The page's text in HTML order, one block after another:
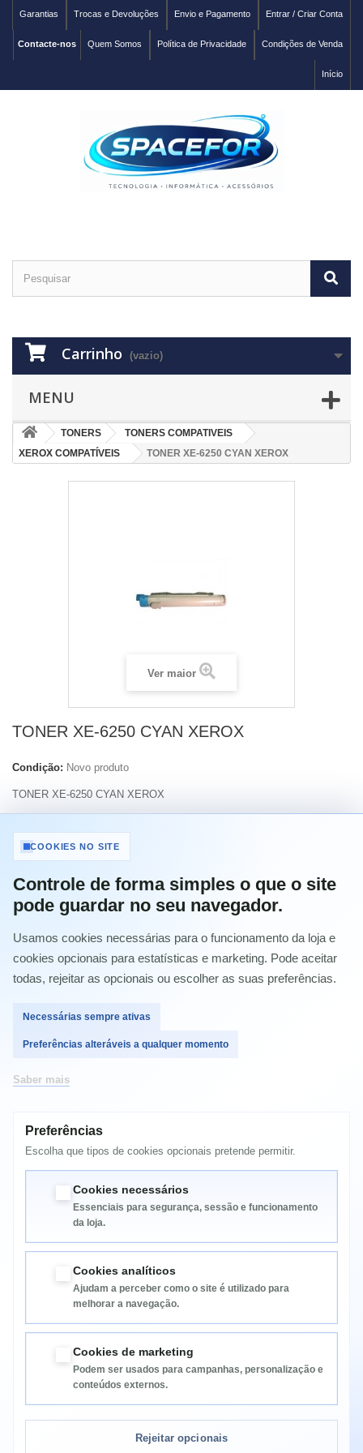
Entrar / Criar Conta
Envio e Pagamento
Trocas e Devoluções
Garantias
Condições de Venda
Política de Privacidade
Quem Somos
Contacte-nos
Início
Carrinho (vazio)
MENU
TONERS
TONERS COMPATIVEIS
XEROX COMPATÍVEIS
TONER XE-6250 CYAN XEROX
Ver maior
TONER XE-6250 CYAN XEROX
Condição: Novo produto
TONER XE-6250 CYAN XEROX
Imprimir
12,90 €com IVA
Quantidade
MAIS INFORMAÇÃO
Informação
Categorias
Informação da Loja
COOKIES NO SITE
Controle de forma simples o que o site
pode guardar no seu navegador.
Usamos cookies necessárias para o funcionamento da loja e
cookies opcionais para estatísticas e marketing. Pode aceitar
todas, rejeitar as opcionais ou escolher as suas preferências.
Necessárias sempre ativas
Preferências alteráveis a qualquer momento
Saber mais
Preferências
Escolha que tipos de cookies opcionais pretende permitir.
Cookies necessários
Essenciais para segurança, sessão e funcionamento
da loja.
Cookies analíticos
Ajudam a perceber como o site é utilizado para
melhorar a navegação.
Cookies de marketing
Podem ser usados para campanhas, personalização e
conteúdos externos.
Rejeitar opcionais